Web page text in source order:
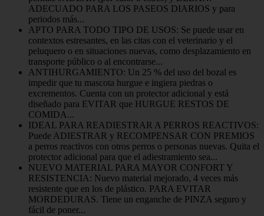
ADECUADO PARA LOS PASEOS DIARIOS y para
periodos más...
APTO PARA TODO TIPO DE USOS: Se puede usar en
contextos estresantes, en las citas con el veterinario y el
peluquero o en situaciones nuevas, como desplazamiento en
transporte público o al encontrarse...
ANTIHURGAMIENTO: Un 25 % del uso del bozal es
impedir que tu mascota hurgue e ingiera piedras o
excrementos. Cuenta con un protector adicional y está
diseñado para EVITAR que HURGUE RESTOS DE
COMIDA...
IDEAL PARA READIESTRAR A PERROS REACTIVOS:
Puede ADIESTRAR y RECOMPENSAR CON PREMIOS
a perros reactivos con otros perros o personas nuevas. Quita el
protector adicional para que el adiestramiento sea...
NUEVO MATERIAL PARA MAYOR CONFORT Y
RESISTENCIA: Nuevo material mejorado, 4 veces más
resistente que en los de plástico. PARA EVITAR
MORDEDURAS. Tiene un enganche de PINZA seguro y
fácil de poner...